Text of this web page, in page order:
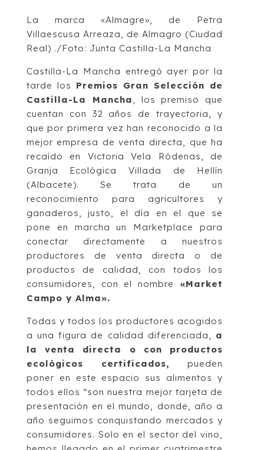
La marca «Almagre», de Petra
Villaescusa Arreaza, de Almagro (Ciudad
Real) ./Foto: Junta Castilla-La Mancha
Castilla-La Mancha entregó ayer por la
tarde los Premios Gran Selección de
Castilla-La Mancha, los premiso que
cuentan con 32 años de trayectoria, y
que por primera vez han reconocido a la
mejor empresa de venta directa, que ha
recaído en Victoria Vela Ródenas, de
Granja Ecológica Villada de Hellín
(Albacete). Se trata de un
reconocimiento para agricultores y
ganaderos, justo, el día en el que se
pone en marcha un Marketplace para
conectar directamente a nuestros
productores de venta directa o de
productos de calidad, con todos los
consumidores, con el nombre «Market
Campo y Alma».
Todas y todos los productores acogidos
a una figura de calidad diferenciada, a
la venta directa o con productos
ecológicos certificados,
pueden
poner en este espacio sus alimentos y
todos ellos “son nuestra mejor tarjeta de
presentación en el mundo, donde, año a
año seguimos conquistando mercados y
consumidores. Solo en el sector del vino,